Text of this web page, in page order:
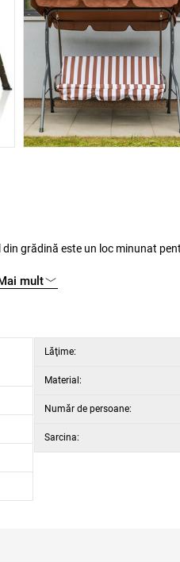
mult
Lăţime:
Material:
Număr de persoane:
Sarcina: